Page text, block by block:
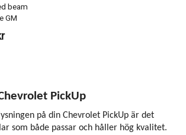
beam
GM
PickUp
på din Chevrolet PickUp är det
som både passar och håller hög kvalitet.